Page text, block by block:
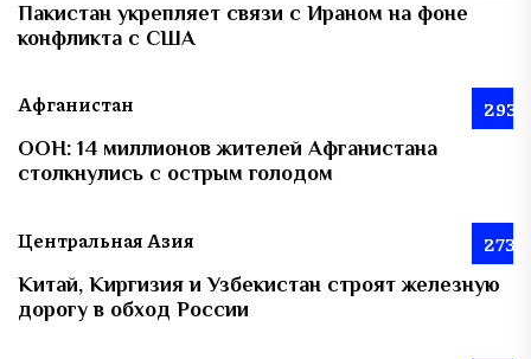
Пакистан укрепляет связи с Ираном на фоне
конфликта с США
Афганистан 293
ООН: 14 миллионов жителей Афганистана
столкнулись с острым голодом
Центральная Азия 273
Китай, Киргизия и Узбекистан строят железную
дорогу в обход России